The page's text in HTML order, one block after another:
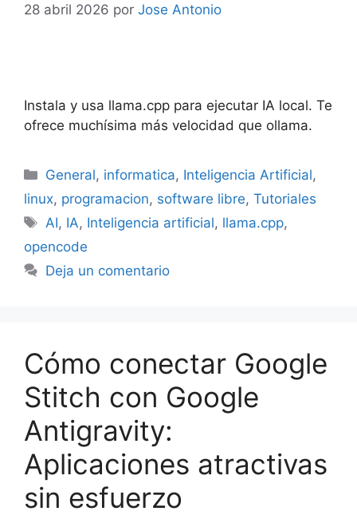
28 abril 2026 por Jose Antonio
Instala y usa llama.cpp para ejecutar IA local. Te
ofrece muchísima más velocidad que ollama.
Categorías
General, informatica, Inteligencia Artificial,
linux, programacion, software libre, Tutoriales
Etiquetas
AI, IA, Inteligencia artificial, llama.cpp,
opencode
Deja un comentario
Cómo conectar Google
Stitch con Google
Antigravity:
Aplicaciones atractivas
sin esfuerzo